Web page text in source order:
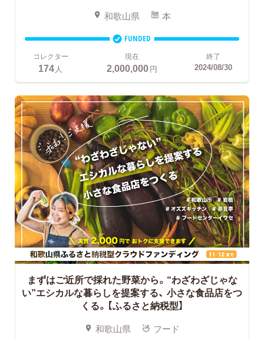
和歌山県 本
FUNDED
コレクター
174 人
現在
2,000,000円
終了
2024/08/30
まずはご近所で採れた野菜から。“わざわざじゃな
い”エシカルな暮らしを提案する、 小さな食品店をつ
くる。【ふるさと納税型】
和歌山県 フード